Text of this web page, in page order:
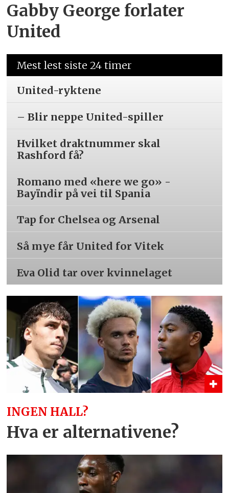
Gabby George forlater
United
Mest lest siste 24 timer
United-ryktene
– Blir neppe United-spiller
Hvilket draktnummer skal
Rashford få?
Romano med «here we go» -
Bayïndir på vei til Spania
Tap for Chelsea og Arsenal
Så mye får United for Vitek
Eva Olid tar over kvinnelaget
INGEN HALL?
Hva er alternativene?